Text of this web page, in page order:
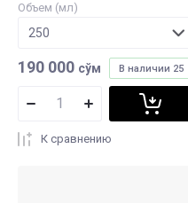
Объем (мл)
В наличии 25
190 000 сўм
К сравнению